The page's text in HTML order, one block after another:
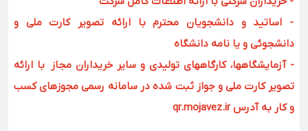
- اساتید و دانشجویان محترم با ارائه تصویر کارت ملی و
دانشجوئی و یا نامه دانشگاه
- آزمایشگاهها، کارگاههای تولیدی و سایر خریداران مجاز با ارائه
تصویر کارت ملی و جواز ثبت شده در سامانه رسمی مجوزهای کسب
و کار به آدرس qr.mojavez.ir